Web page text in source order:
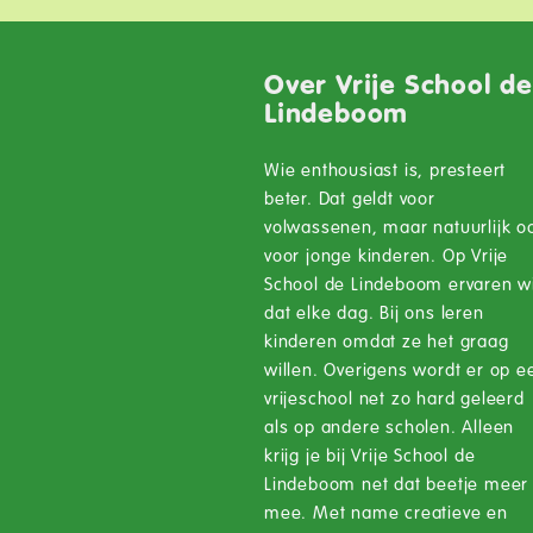
Over Vrije School de
Lindeboom
Wie enthousiast is, presteert
beter. Dat geldt voor
volwassenen, maar natuurlijk
voor jonge kinderen. Op Vrije
School de Lindeboom ervaren
dat elke dag. Bij ons leren
kinderen omdat ze het graag
willen. Overigens wordt er op
vrijeschool net zo hard geleerd
als op andere scholen. Alleen
krijg je bij Vrije School de
Lindeboom net dat beetje meer
mee. Met name creatieve en